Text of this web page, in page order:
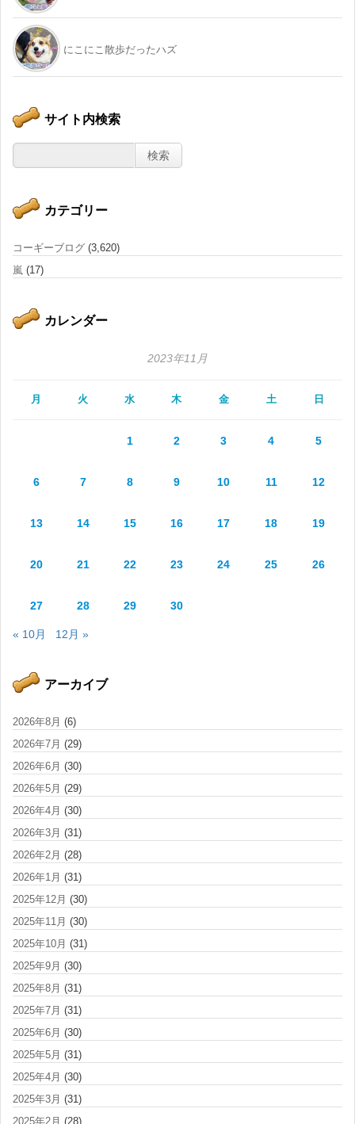
にこにこ散歩だったハズ
サイト内検索
カテゴリー
コーギーブログ (3,620)
嵐 (17)
カレンダー
2023年11月
月 火 水 木 金 土 日
1 2 3 4 5
6 7 8 9 10 11 12
13 14 15 16 17 18 19
20 21 22 23 24 25 26
27 28 29 30
« 10月 12月 »
アーカイブ
2026年8月 (6)
2026年7月 (29)
2026年6月 (30)
2026年5月 (29)
2026年4月 (30)
2026年3月 (31)
2026年2月 (28)
2026年1月 (31)
2025年12月 (30)
2025年11月 (30)
2025年10月 (31)
2025年9月 (30)
2025年8月 (31)
2025年7月 (31)
2025年6月 (30)
2025年5月 (31)
2025年4月 (30)
2025年3月 (31)
2025年2月 (28)